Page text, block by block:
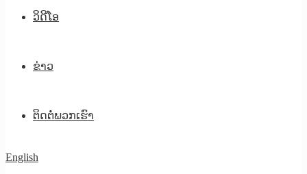
ວິດີໂອ
ຂ່າວ
ຕິດຕໍ່ພວກເຮົາ
English